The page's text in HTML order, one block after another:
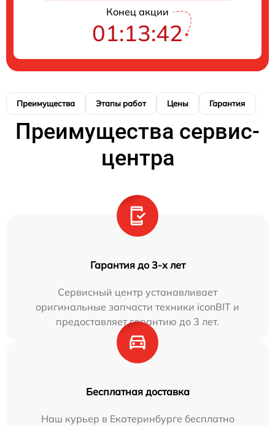
Конец акции
01:13:41
Преимущества Этапы работ Цены Гарантия
Преимущества сервис-
центра
Гарантия до 3-х лет
Сервисный центр устанавливает
оригинальные запчасти техники iconBIT и
предоставляет гарантию до 3 лет.
Бесплатная доставка
Наш курьер в Екатеринбурге бесплатно